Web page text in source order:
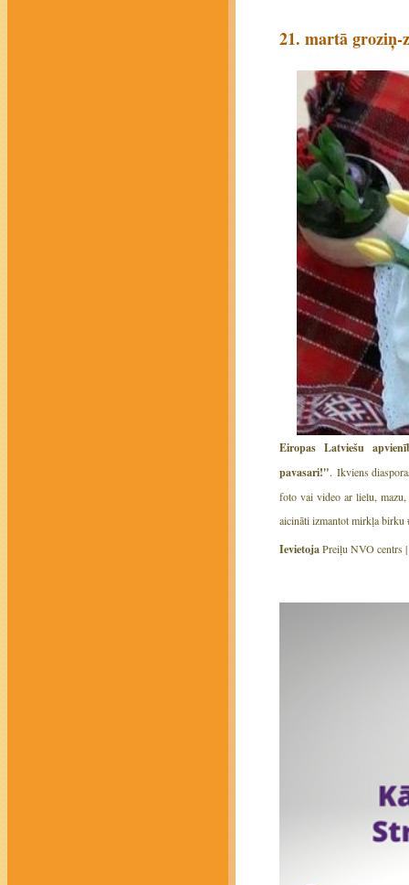
21. martā
Eiropas Latviešu
pavasari!". Ikviens
foto vai video ar lielu, mazu,
aicināti izmantot mirkļa
IevietojaPreiļu NVO centrs |